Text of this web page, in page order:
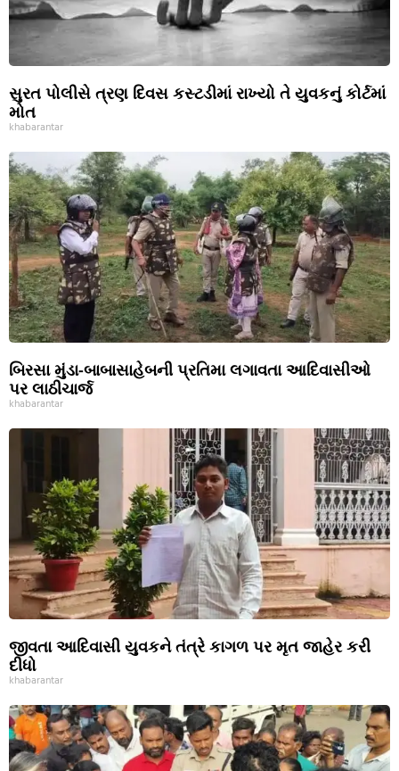
સુરત પોલીસે ત્રણ દિવસ કસ્ટડીમાં રાખ્યો તે યુવકનું કોર્ટમાં
મોત
khabarantar
બિરસા મુંડા-બાબાસાહેબની પ્રતિમા લગાવતા આદિવાસીઓ
પર લાઠીચાર્જ
khabarantar
જીવતા આદિવાસી યુવકને તંત્રે કાગળ પર મૃત જાહેર કરી
દીધો
khabarantar